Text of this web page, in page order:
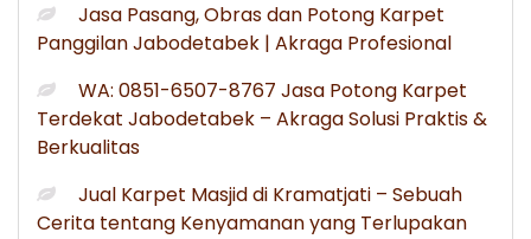
Jasa Pasang, Obras dan Potong Karpet
Panggilan Jabodetabek | Akraga Profesional
WA: 0851-6507-8767 Jasa Potong Karpet
Terdekat Jabodetabek – Akraga Solusi Praktis &
Berkualitas
Jual Karpet Masjid di Kramatjati – Sebuah
Cerita tentang Kenyamanan yang Terlupakan